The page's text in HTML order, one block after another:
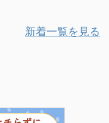
新着一覧を見る